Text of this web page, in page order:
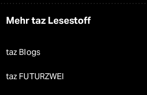
Mehr taz Lesestoff
taz Blogs
taz FUTURZWEI